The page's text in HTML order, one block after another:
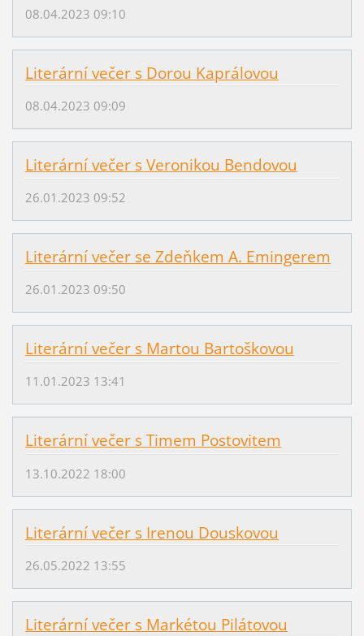
08.04.2023 09:10
Literární večer s Dorou Kaprálovou
08.04.2023 09:09
Literární večer s Veronikou Bendovou
26.01.2023 09:52
Literární večer se Zdeňkem A. Emingerem
26.01.2023 09:50
Literární večer s Martou Bartoškovou
11.01.2023 13:41
Literární večer s Timem Postovitem
13.10.2022 18:00
Literární večer s Irenou Douskovou
26.05.2022 13:55
Literární večer s Markétou Pilátovou